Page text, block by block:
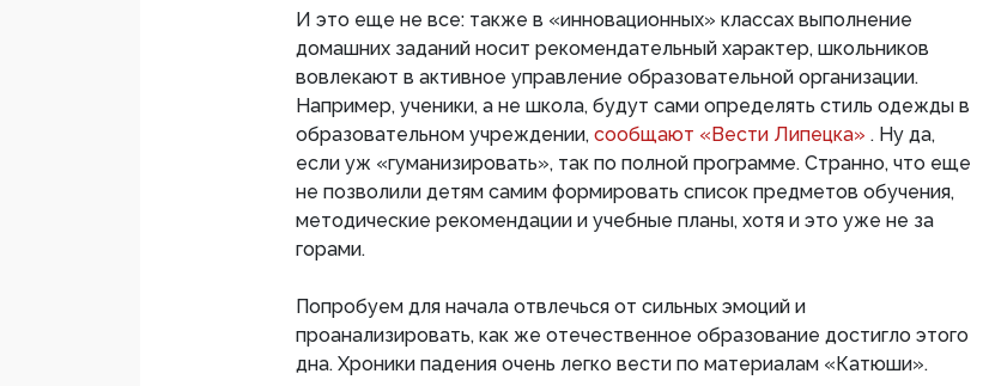
И это еще не все: также в «инновационных» классах выполнение
домашних заданий носит рекомендательный характер, школьников
вовлекают в активное управление образовательной организации.
Например, ученики, а не школа, будут сами определять стиль одежды в
образовательном учреждении, сообщают «Вести Липецка» . Ну да,
если уж «гуманизировать», так по полной программе. Странно, что еще
не позволили детям самим формировать список предметов обучения,
методические рекомендации и учебные планы, хотя и это уже не за
горами.
Попробуем для начала отвлечься от сильных эмоций и
проанализировать, как же отечественное образование достигло этого
дна. Хроники падения очень легко вести по материалам «Катюши».